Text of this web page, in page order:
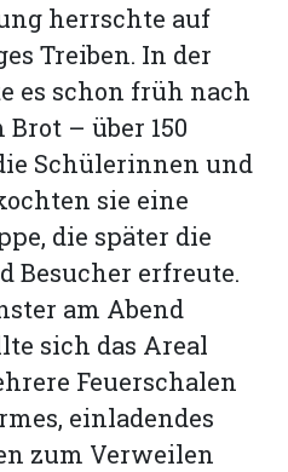
herrschte auf
Treiben. In der
es schon früh nach
– über 150
Schülerinnen und
sie eine
die später die
Besucher erfreute.
am Abend
sich das Areal
Feuerschalen
einladendes
zum Verweilen